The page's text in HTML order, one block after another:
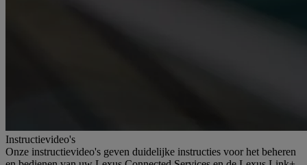
Instructievideo's
Onze instructievideo's geven duidelijke instructies voor het beheren